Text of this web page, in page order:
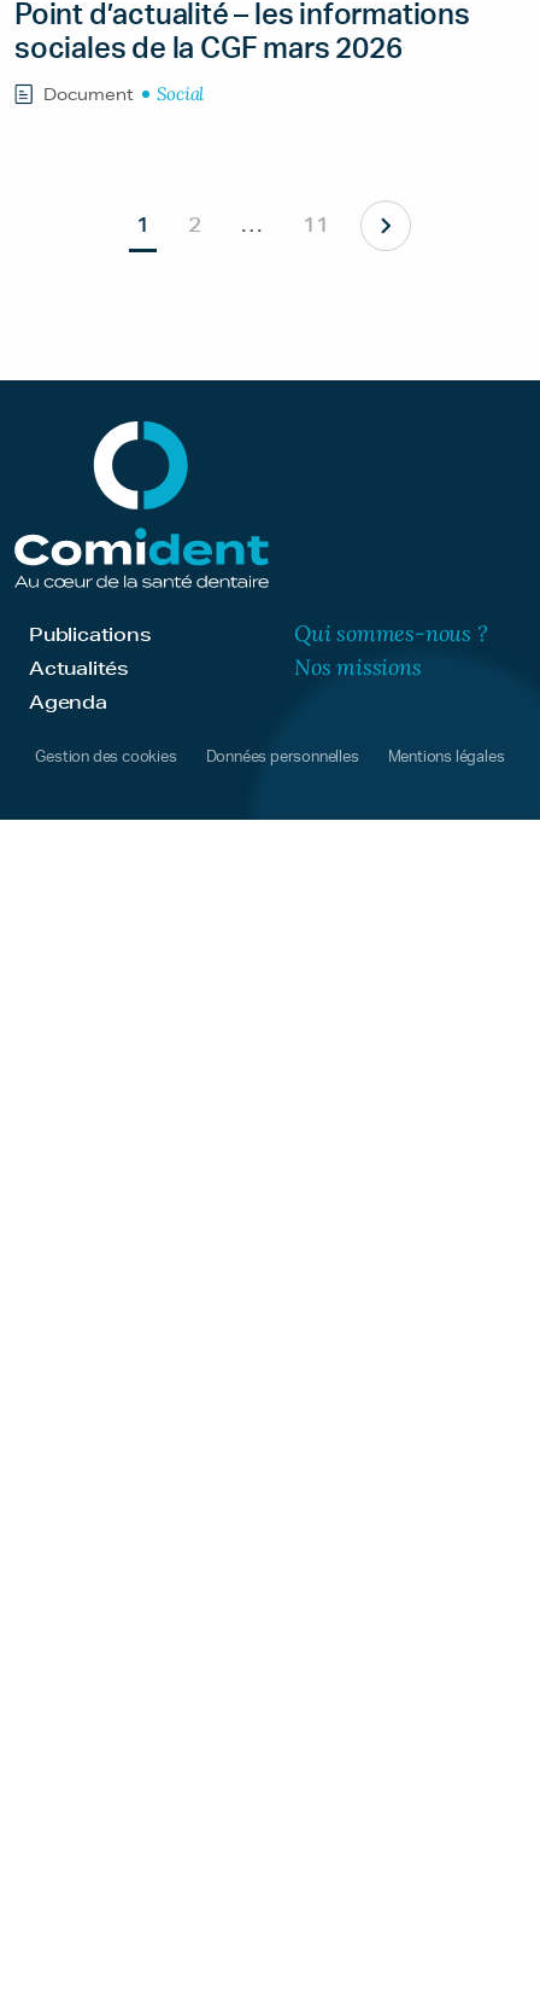
Point d’actualité – les informations
sociales de la CGF mars 2026
Document Social
1 2 … 11
Publications
Actualités
Agenda
Qui sommes-nous ?
Nos missions
Gestion des cookies Données personnelles Mentions légales